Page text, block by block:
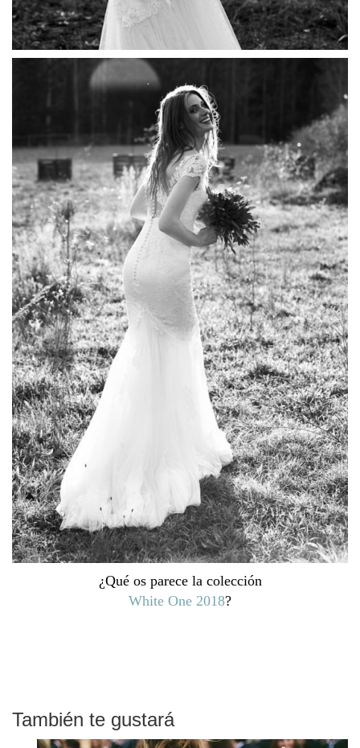
¿Qué os parece la colección
White One 2018?
También te gustará